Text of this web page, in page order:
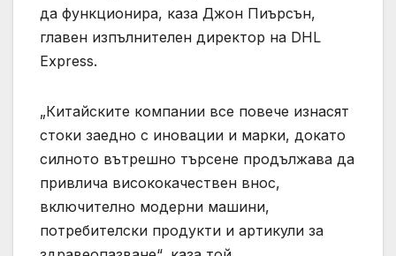
да функционира, каза Джон Пиърсън,
главен изпълнителен директор на DHL
Express.
„Китайските компании все повече изнасят
стоки заедно с иновации и марки, докато
силното вътрешно търсене продължава да
привлича висококачествен внос,
включително модерни машини,
потребителски продукти и артикули за